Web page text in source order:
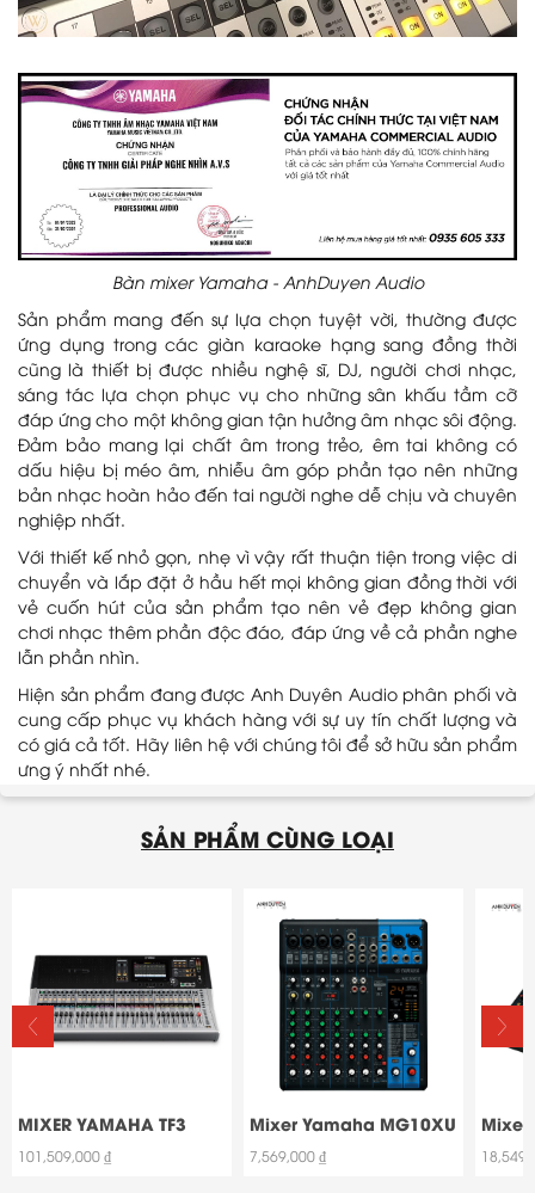
Bàn mixer Yamaha - AnhDuyen Audio
Sản phẩm mang đến sự lựa chọn tuyệt vời, thường được
ứng dụng trong các giàn karaoke hạng sang đồng thời
cũng là thiết bị được nhiều nghệ sĩ, DJ, người chơi nhạc,
sáng tác lựa chọn phục vụ cho những sân khấu tầm cỡ
đáp ứng cho một không gian tận hưởng âm nhạc sôi động.
Đảm bảo mang lại chất âm trong trẻo, êm tai không có
dấu hiệu bị méo âm, nhiễu âm góp phần tạo nên những
bản nhạc hoàn hảo đến tai người nghe dễ chịu và chuyên
nghiệp nhất.
Với thiết kế nhỏ gọn, nhẹ vì vậy rất thuận tiện trong việc di
chuyển và lắp đặt ở hầu hết mọi không gian đồng thời với
vẻ cuốn hút của sản phẩm tạo nên vẻ đẹp không gian
chơi nhạc thêm phần độc đáo, đáp ứng về cả phần nghe
lẫn phần nhìn.
Hiện sản phẩm đang được Anh Duyên Audio phân phối và
cung cấp phục vụ khách hàng với sự uy tín chất lượng và
có giá cả tốt. Hãy liên hệ với chúng tôi để sở hữu sản phẩm
ưng ý nhất nhé.
SẢN PHẨM CÙNG LOẠI
MIXER YAMAHA TF3
101,509,000 ₫
Mixer Yamaha MG10XU
7,569,000 ₫
Mixer